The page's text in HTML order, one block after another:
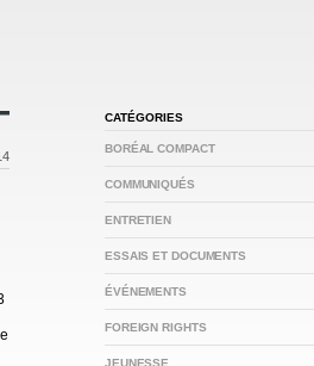
CATÉGORIES
BORÉAL COMPACT
COMMUNIQUÉS
ENTRETIEN
ESSAIS ET DOCUMENTS
ÉVÉNEMENTS
FOREIGN RIGHTS
JEUNESSE